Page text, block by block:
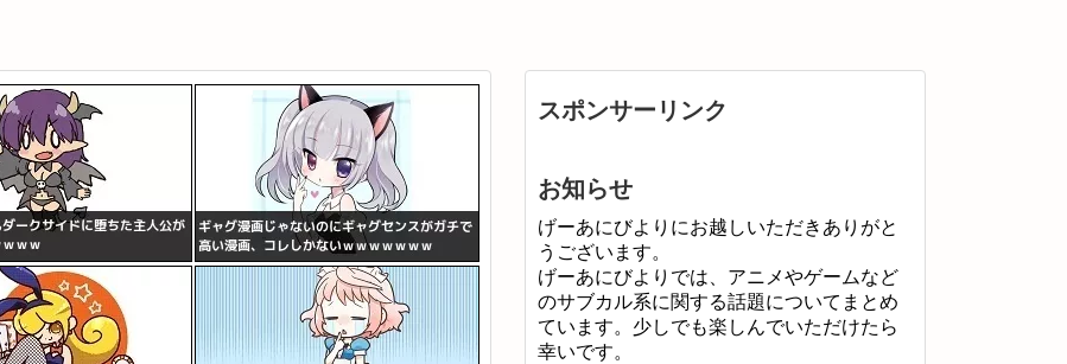
スポンサーリンク
お知らせ
げーあにびよりにお越しいただきありがと
うございます。
げーあにびよりでは、アニメやゲームなど
のサブカル系に関する話題についてまとめ
ています。少しでも楽しんでいただけたら
幸いです。